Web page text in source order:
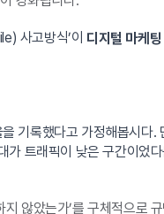
사고방식’이 디지털 마케
기록했다고 가정해봅시
트래픽이 낮은 구간이
않았는가’를 구체적으로